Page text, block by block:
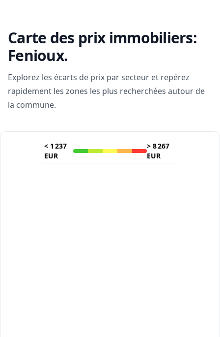
Carte des prix immobiliers:
Fenioux.
Explorez les écarts de prix par secteur et repérez
rapidement les zones les plus recherchées autour de
la commune.
< 1 237
EUR
> 8 267
EUR